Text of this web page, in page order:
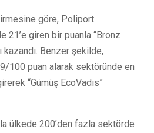
göre, Poliport
21’e giren bir puanla “Bronz
kazandı. Benzer şekilde,
100 puan alarak sektöründe en
“Gümüş EcoVadis”
ülkede 200’den fazla sektörde